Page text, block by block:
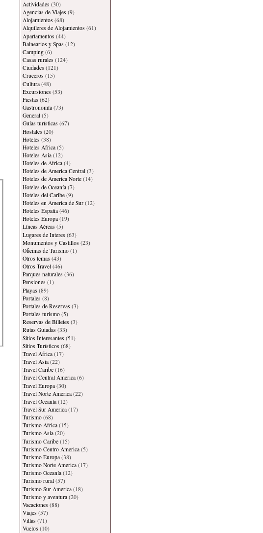
Actividades (30)
Agencias de Viajes (9)
Alojamientos (68)
Alquileres de Alojamientos (61)
Apartamentos (44)
Balnearios y Spas (12)
Camping (6)
Casas rurales (124)
Ciudades (121)
Cruceros (15)
Cultura (48)
Excursiones (53)
Fiestas (62)
Gastronomía (73)
General (5)
Guías turísticas (67)
Hostales (20)
Hoteles (38)
Hoteles Africa (5)
Hoteles Asia (12)
Hoteles de Africa (4)
Hoteles de America Central (3)
Hoteles de America Norte (14)
Hoteles de Oceanía (7)
Hoteles del Caribe (9)
Hoteles en America de Sur (12)
Hoteles España (46)
Hoteles Europa (19)
Líneas Aéreas (5)
Lugares de Interes (63)
Monumentos y Castillos (23)
Oficinas de Turismo (1)
Otros temas (43)
Otros Travel (46)
Parques naturales (36)
Pensiones (1)
Playas (89)
Portales (8)
Portales de Reservas (3)
Portales turismo (5)
Reservas de Billetes (3)
Rutas Guiadas (33)
Sitios Interesantes (51)
Sitios Turísticos (68)
Travel Africa (17)
Travel Asia (22)
Travel Caribe (16)
Travel Central America (6)
Travel Europa (30)
Travel Norte America (22)
Travel Oceanía (12)
Travel Sur America (17)
Turismo (68)
Turismo Africa (15)
Turismo Asia (20)
Turismo Caribe (15)
Turismo Centro America (5)
Turismo Europa (38)
Turismo Norte America (17)
Turismo Oceanía (12)
Turismo rural (57)
Turismo Sur America (18)
Turismo y aventura (20)
Vacaciones (88)
Viajes (57)
Villas (71)
Vuelos (10)